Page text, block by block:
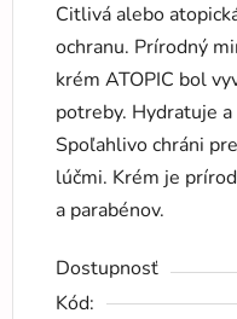
Citlivá alebo
ochranu. Prírodný
krém ATOPIC bol
potreby. Hydratuje
Spoľahlivo chráni
lúčmi. Krém je
a parabénov.
Dostupnosť
Kód: